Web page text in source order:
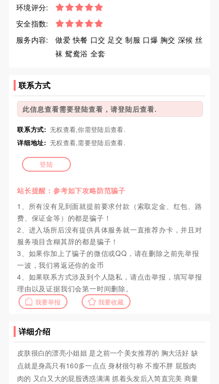
环境评分:
安全指数:
服务内容:
做爱 快餐 口交 足交 制服 口爆 胸交 深候 丝
袜 鸳鸯浴 全套
联系方式
此信息查看需要登陆查看，请登陆后查看.
联系方式: 无权查看,你需登陆后查看.
详细地址: 无权查看,需要登陆后查看.
登陆
站长提醒：参考如下攻略防范骗子
1、所有没有见到面就提前要求付款（索取定金、红包、路
费、保证金等）的都是骗子！
2、进入场所后没有提供具体服务就一直推荐办卡，并且对
服务项目含糊其辞的都是骗子！
3、如果你加上了骗子的微信或QQ，请在删除之前先举报
一波，我们将返还你的金币
4、如果联系方式涉及到个人隐私，请点击举报，填写举报
理由以及证据我们会第一时间删除。
我要举报 我要收藏
详细介绍
皮肤很白的漂亮小姐姐 是之前一个美女推荐的 胸大活好 缺
点就是身高只有160多一点点 身材很匀称 不瘦不胖 屁股肉
肉的 又白又大的屁股诱惑满满 抓着头发后入简直完美 商量